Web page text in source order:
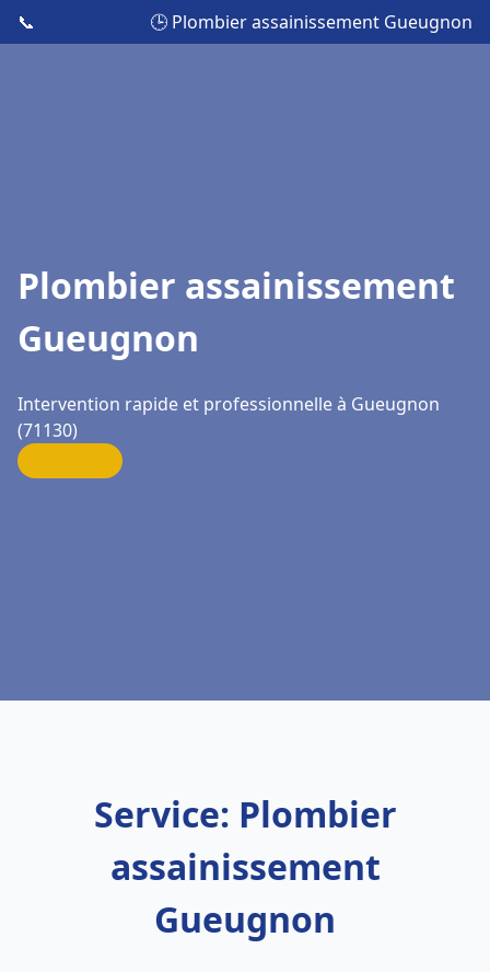
📞 🕒 Plombier assainissement Gueugnon
Plombier assainissement
Gueugnon
Intervention rapide et professionnelle à Gueugnon
(71130)
Service: Plombier
assainissement
Gueugnon